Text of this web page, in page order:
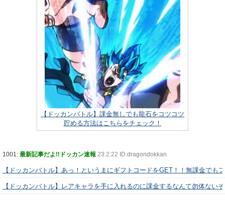
【ドッカンバトル】課金無しでも龍石をコツコツ
貯める方法はこちらをチェック！
1001: 最新記事だよ!!ドッカン速報 23:2:22 ID:dragondokkan
【ドッカンバトル】あっ！というまにギフトコードをGET！！無課金でも
【ドッカンバトル】レアキャラを手に入れるのに課金するなんて勿体ない